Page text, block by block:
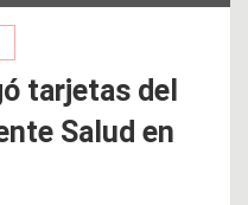
tarjetas del
Salud en